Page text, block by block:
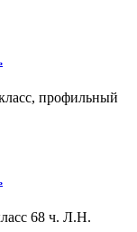
профильный
68 ч. Л.Н.